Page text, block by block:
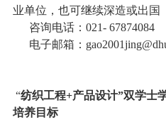
业单位，也可继续深造或出国
咨询电话： 021-67874084
电子邮箱：
“纺织工程+产品设计”双学士
培养目标